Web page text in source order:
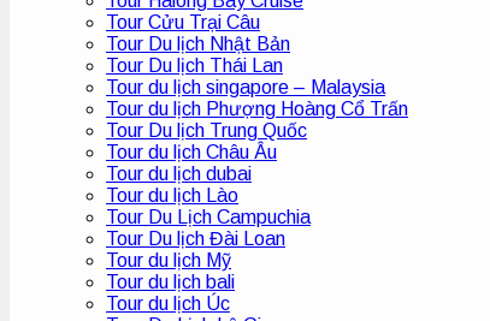
Tour Cửu Trại Câu
Tour Du lịch Nhật Bản
Tour Du lịch Thái Lan
Tour du lịch singapore – Malaysia
Tour du lịch Phượng Hoàng Cổ Trấn
Tour Du lịch Trung Quốc
Tour du lịch Châu Âu
Tour du lịch dubai
Tour du lịch Lào
Tour Du Lịch Campuchia
Tour Du lịch Đài Loan
Tour du lịch Mỹ
Tour du lịch bali
Tour du lịch Úc